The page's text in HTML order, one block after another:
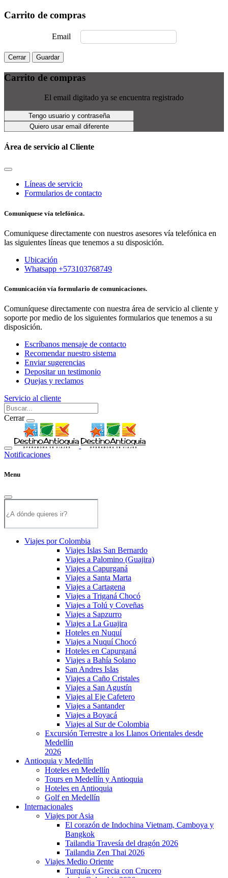
Carrito de compras
Email
Cerrar Guardar
Carrito de compras
El email digitado ya se encuentra registrado
Tengo usuario y contraseña
Quiero usar email diferente
Área de servicio al Cliente
Líneas de servicio
Formularios de contacto
Comuniquese vía telefónica.
Comuniquese directamente con nuestros asesores vía telefónica en
las siguientes líneas que tenemos a su disposición.
Ubicación
Whatsapp +573103768749
Comunicación vía formulario de comunicaciones.
Comuníquese directamente con nuestra área de servicio al cliente y
soporte por medio de los siguientes formularios que tenemos a su
disposición.
Escríbanos mensaje de contacto
Recomendar nuestro sistema
Enviar sugerencias
Depositar un testimonio
Quejas y reclamos
Servicio al cliente
Cerrar
Notificaciones
Menu
Viajes por Colombia
Viajes Islas San Bernardo
Viajes a Palomino (Guajira)
Viajes a Capurganá
Viajes a Santa Marta
Viajes a Cartagena
Viajes a Triganá Chocó
Viajes a Tolú y Coveñas
Viajes a Sapzurro
Viajes a La Guajira
Hoteles en Nuquí
Viajes a Nuquí Chocó
Hoteles en Capurganá
Viajes a Bahía Solano
San Andres Islas
Viajes a Caño Cristales
Viajes a San Agustín
Viajes al Eje Cafetero
Viajes a Santander
Viajes a Boyacá
Viajes al Sur de Colombia
Excursión Terrestre a los Llanos Orientales desde
Medellín
2026
Antioquia y Medellín
Hoteles en Medellín
Tours en Medellín y Antioquia
Hoteles en Antioquia
Golf en Medellín
Internacionales
Viajes por Asia
El corazón de Indochina Vietnam, Camboya y
Bangkok
Tailandia Travesía del dragón 2026
Tailandia Zen Thai 2026
Viajes Medio Oriente
Turquía y Grecia con Crucero